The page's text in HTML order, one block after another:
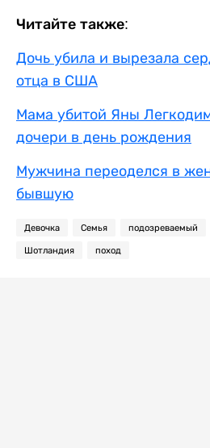
Читайте также:
Дочь убила и вырезала
отца в США
Мама убитой Яны
дочери в день рождения
Мужчина переоделся в
бывшую
Девочка Семья подозреваемый
Шотландия поход